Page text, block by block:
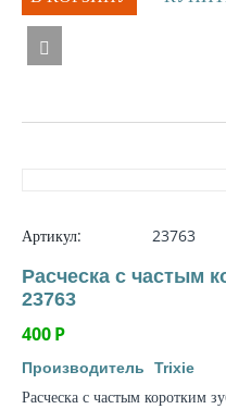
Артикул: 23763
Расческа с частым
23763
400Р
Производитель Trixie
Расческа с частым коротким